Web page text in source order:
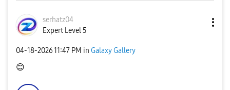
serhatz04
Expert Level 5
‎04-18-202611:47 PM in Galaxy Gallery
😊